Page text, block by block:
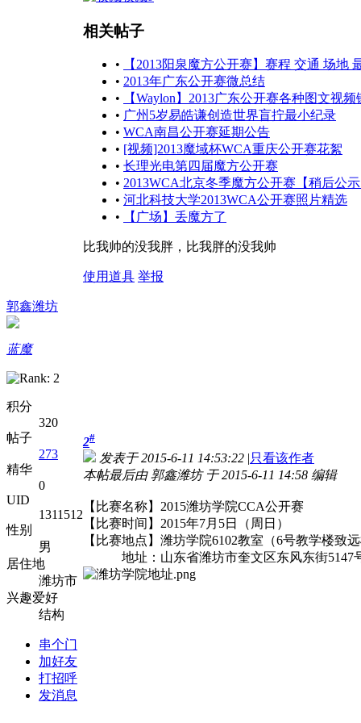
相关帖子
•
【2013阳泉魔方公开赛】赛程 交通 场地
• 2013年广东公开赛微总结
•
【Waylon】2013广东公开赛各种图文视频
• 广州5岁易皓谦创造世界盲拧最小纪录
• WCA南昌公开赛延期公告
• [视频]2013魔域杯WCA重庆公开赛花絮
• 长理光电第四届魔方公开赛
• 2013WCA北京冬季魔方公开赛【稍后公示
• 河北科技大学2013WCA公开赛照片精选
•
【广场】丢魔方了
比我帅的没我胖，比我胖的没我帅
使用道具 举报
郭鑫潍坊
蓝魔
积分
320
帖子
273
精华
0
UID
1311512
性别
男
居住地
潍坊市
兴趣爱好
结构
串个门
加好友
打招呼
发消息
2#
发表于 2015-6-11 14:53:22 |只看该作者
本帖最后由 郭鑫潍坊 于 2015-6-11 14:58 编辑
【比赛名称】2015潍坊学院CCA公开赛
【比赛时间】2015年7月5日（周日）
【比赛地点】潍坊学院6102教室（6号教学楼致远
地址：山东省潍坊市奎文区东风东街5147